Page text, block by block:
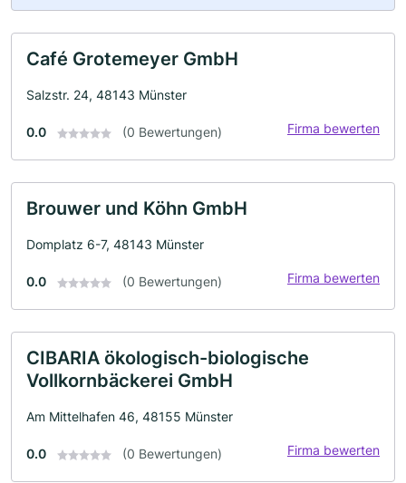
Café Grotemeyer GmbH
Salzstr. 24, 48143 Münster
0.0 (0 Bewertungen) Firma bewerten
Brouwer und Köhn GmbH
Domplatz 6-7, 48143 Münster
0.0 (0 Bewertungen) Firma bewerten
CIBARIA ökologisch-biologische
Vollkornbäckerei GmbH
Am Mittelhafen 46, 48155 Münster
0.0 (0 Bewertungen) Firma bewerten